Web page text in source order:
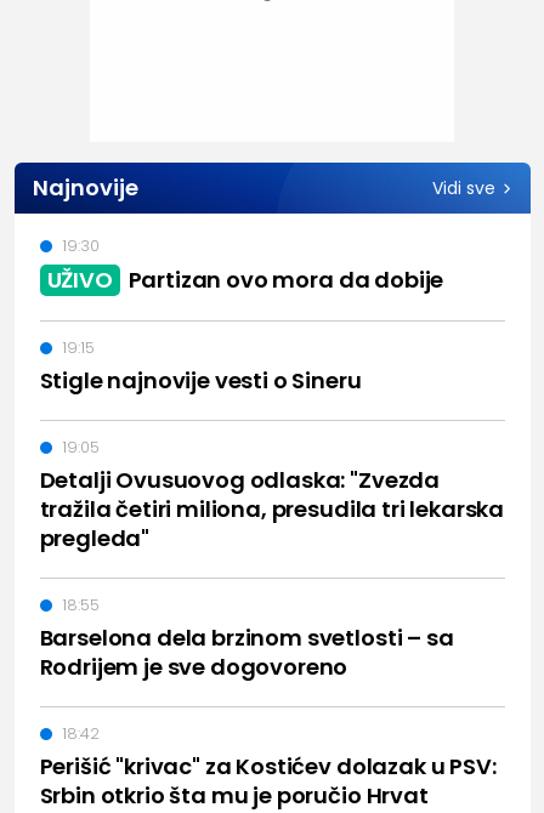
Najnovije Vidi sve
UŽIVO Partizan ovo mora da dobije
19:30
Stigle najnovije vesti o Sineru
19:15
Detalji Ovusuovog odlaska: "Zvezda
tražila četiri miliona, presudila tri lekarska
pregleda"
19:05
Barselona dela brzinom svetlosti – sa
Rodrijem je sve dogovoreno
18:55
Perišić "krivac" za Kostićev dolazak u PSV:
Srbin otkrio šta mu je poručio Hrvat
18:42